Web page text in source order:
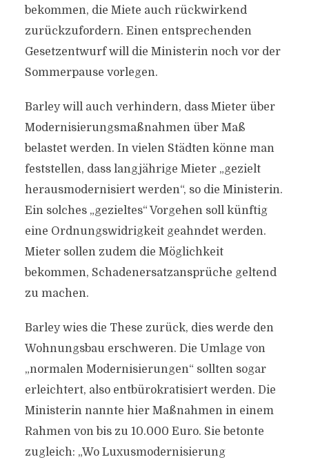
bekommen, die Miete auch rückwirkend
zurückzufordern. Einen entsprechenden
Gesetzentwurf will die Ministerin noch vor der
Sommerpause vorlegen.
Barley will auch verhindern, dass Mieter über
Modernisierungsmaßnahmen über Maß
belastet werden. In vielen Städten könne man
feststellen, dass langjährige Mieter „gezielt
herausmodernisiert werden“, so die Ministerin.
Ein solches „gezieltes“ Vorgehen soll künftig
eine Ordnungswidrigkeit geahndet werden.
Mieter sollen zudem die Möglichkeit
bekommen, Schadenersatzansprüche geltend
zu machen.
Barley wies die These zurück, dies werde den
Wohnungsbau erschweren. Die Umlage von
„normalen Modernisierungen“ sollten sogar
erleichtert, also entbürokratisiert werden. Die
Ministerin nannte hier Maßnahmen in einem
Rahmen von bis zu 10.000 Euro. Sie betonte
zugleich: „Wo Luxusmodernisierung